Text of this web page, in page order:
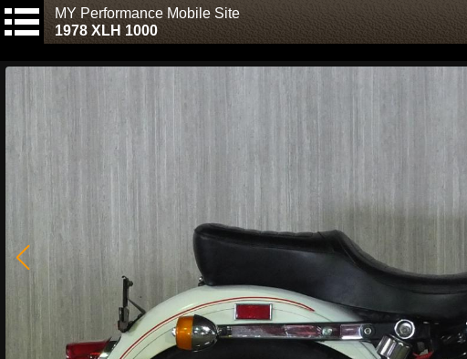
MY Performance Mobile Site
1978 XLH 1000